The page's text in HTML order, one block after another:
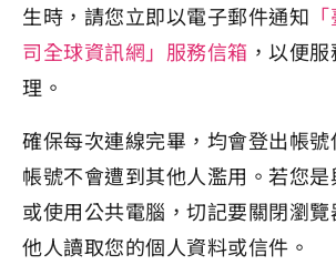
生時，請您立即以電子郵件通知
司全球資訊網」服務信箱 ，以便
理。
確保每次連線完畢，均會登出帳號
帳號不會遭到其他人濫用。若您
或使用公共電腦，切記要關閉瀏
他人讀取您的個人資料或信件。